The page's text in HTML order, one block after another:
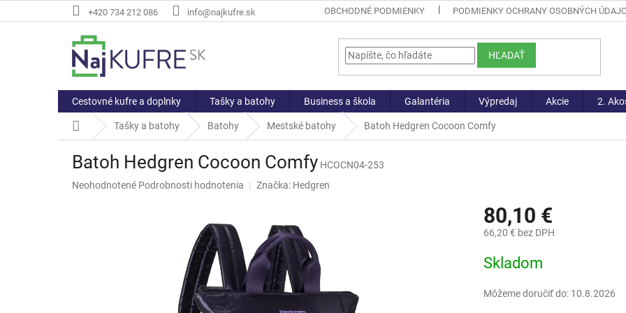
na
+420 734 212 086 info@najkufre.sk OBCHODNÉ PODMIENKY PODMIENKY OCHRANY OSOBNÝCH
HĽADAŤ
Cestovné kufre a doplnky Tašky a batohy Business a škola Galantéria Výpredaj Akcie 2.
DomovTašky a batohy Batohy Mestské batohy Batoh Hedgren Cocoon Comfy
Batoh Hedgren Cocoon Comfy HCOCN04-253
Priemerné
Neohodnotené Podrobnosti hodnotenia Značka: Hedgren
80,10 €
66,20 € bez DPH
cena:
Skladom
Môžeme doručiť do: 10.8.2026